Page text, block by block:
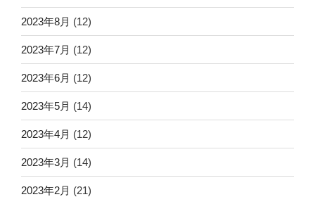
2023年8月 (12)
2023年7月 (12)
2023年6月 (12)
2023年5月 (14)
2023年4月 (12)
2023年3月 (14)
2023年2月 (21)